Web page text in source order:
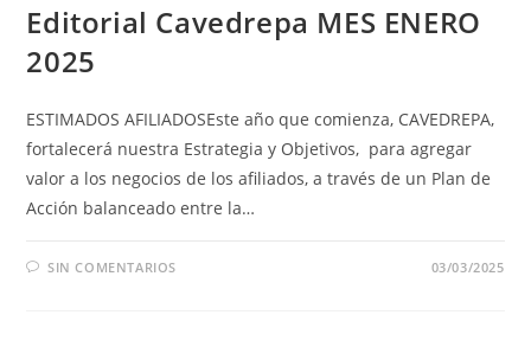
Editorial Cavedrepa MES ENERO
2025
ESTIMADOS AFILIADOSEste año que comienza, CAVEDREPA,
fortalecerá nuestra Estrategia y Objetivos, para agregar
valor a los negocios de los afiliados, a través de un Plan de
Acción balanceado entre la…
SIN COMENTARIOS 03/03/2025